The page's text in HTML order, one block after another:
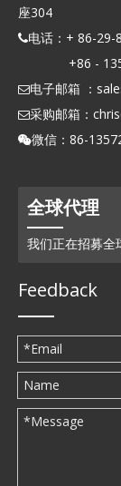
座304
电话：+ 86-29-
+86 -
电子邮箱 ：
采购邮箱：
微信：86-
全球代理
我们正在招募全
Feedback